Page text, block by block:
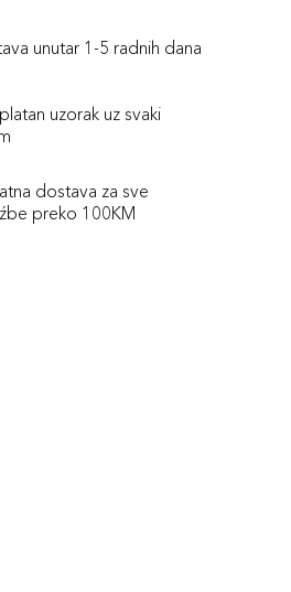
unutar 1-5 radnih dana
uzorak uz svaki
dostava za sve
preko 100KM